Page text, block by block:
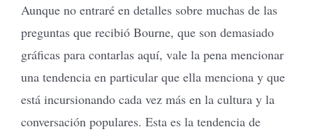
Aunque no entraré en detalles sobre muchas de las
preguntas que recibió Bourne, que son demasiado
gráficas para contarlas aquí, vale la pena mencionar
una tendencia en particular que ella menciona y que
está incursionando cada vez más en la cultura y la
conversación populares. Esta es la tendencia de